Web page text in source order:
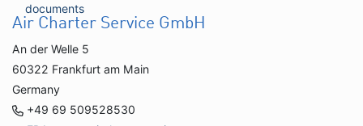
documents
Air Charter Service GmbH
An der Welle 5
60322 Frankfurt am Main
Germany
+49 69 509528530